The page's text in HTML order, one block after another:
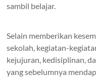
sambil belajar.
Selain memberikan
sekolah, kegiatan-
kejujuran, kedisiplinan,
yang sebelumnya